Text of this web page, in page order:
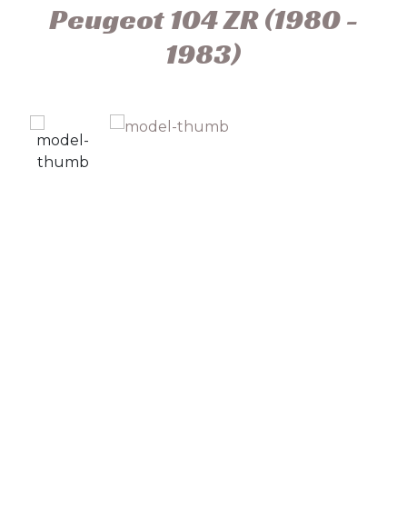
Peugeot 104 ZR (1980 -
1983)